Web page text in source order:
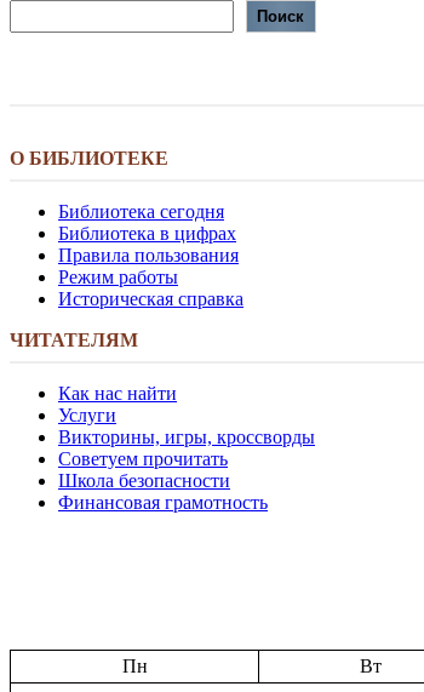
Поиск
О БИБЛИОТЕКЕ
Библиотека сегодня
Библиотека в цифрах
Правила пользования
Режим работы
Историческая справка
ЧИТАТЕЛЯМ
Как нас найти
Услуги
Викторины, игры, кроссворды
Советуем прочитать
Школа безопасности
Финансовая грамотность
Пн
Вт